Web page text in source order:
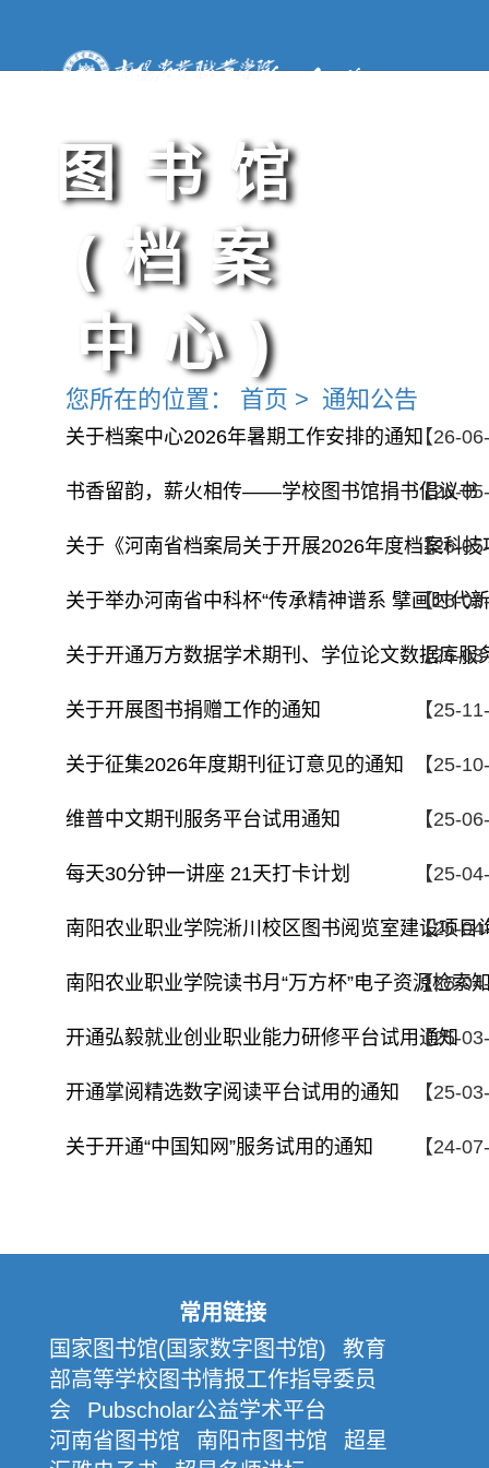
图书馆
(档案
中心)
您所在的位置： 首页 > 通知公告
关于档案中心2026年暑期工作安排的通知【26-
书香留韵，薪火相传——学校图书馆捐书倡议书
【26-
关于《河南省档案局关于开展2026年度档案科
【26-
关于举办河南省中科杯“传承精神谱系 擘画时代
【26-
关于开通万方数据学术期刊、学位论文数据库服
【26-
关于开展图书捐赠工作的通知 【25-
关于征集2026年度期刊征订意见的通知 【25-
维普中文期刊服务平台试用通知 【25-
每天30分钟一讲座 21天打卡计划 【25-
南阳农业职业学院淅川校区图书阅览室建设项目
【25-
南阳农业职业学院读书月“万方杯”电子资源检索
【25-
开通弘毅就业创业职业能力研修平台试用通知
【25-
开通掌阅精选数字阅读平台试用的通知 【25-
关于开通“中国知网”服务试用的通知 【24-
常用链接
国家图书馆(国家数字图书馆)
教育
部高等学校图书情报工作指导委员
会
Pubscholar公益学术平台
河南省图书馆
南阳市图书馆
超星